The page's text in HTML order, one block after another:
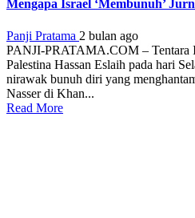
Mengapa Israel ‘Membunuh’
Panji Pratama 2 bulan ago
PANJI-PRATAMA.COM – Tentara
Palestina Hassan Eslaih pada hari
nirawak bunuh diri yang
Nasser di Khan...
Read More